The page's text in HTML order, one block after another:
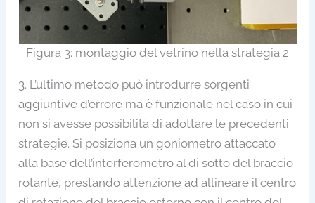
Figura 3: montaggio del vetrino nella strategia 2
3. L’ultimo metodo può introdurre sorgenti
aggiuntive d’errore ma è funzionale nel caso in cui
non si avesse possibilità di adottare le precedenti
strategie. Si posiziona un goniometro attaccato
alla base dell’interferometro al di sotto del braccio
rotante, prestando attenzione ad allineare il centro